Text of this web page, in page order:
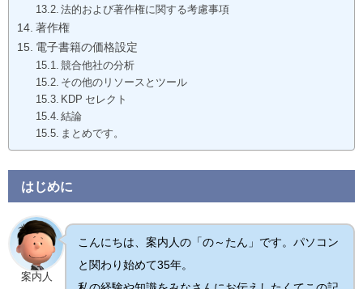
法的および著作権に関する考慮事項
著作権
電子書籍の価格設定
競合他社の分析
その他のリソースとツール
KDP セレクト
結論
まとめです。
はじめに
案内人
こんにちは、案内人の「の～たん」です。パソコン
と関わり始めて35年。